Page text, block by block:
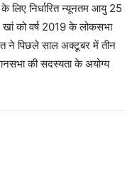
लिए निर्धारित न्यूनतम आयु 25
को वर्ष 2019 के लोकसभा
ने पिछले साल अक्टूबर में तीन
की सदस्यता के अयोग्य